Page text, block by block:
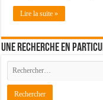
Lire la suite »
Une recherche en